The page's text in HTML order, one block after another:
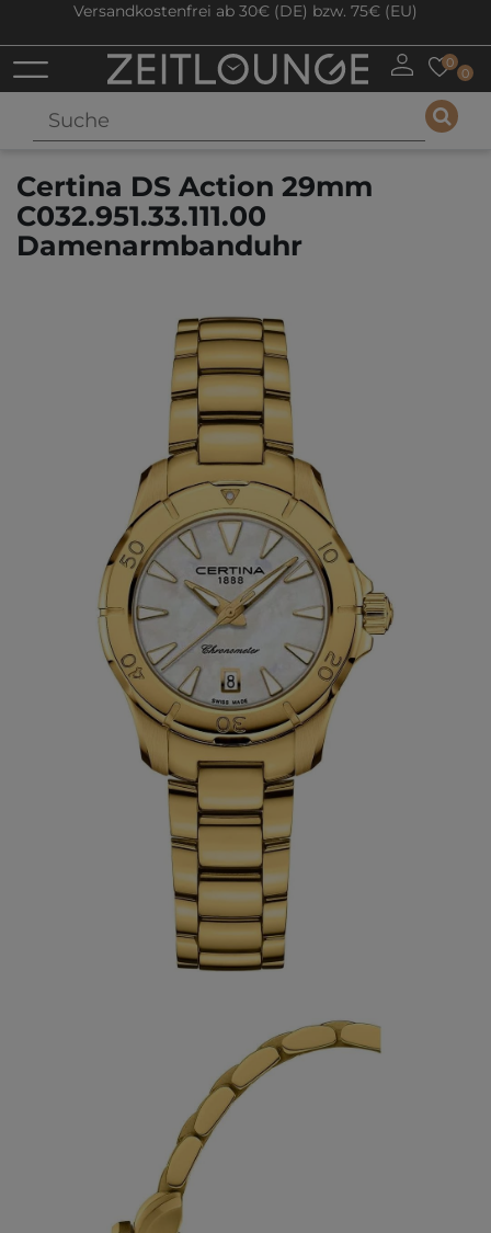
Versandkostenfrei ab 30€ (DE) bzw. 75€ (EU)
0
0
Certina DS Action 29mm
C032.951.33.111.00
Damenarmbanduhr